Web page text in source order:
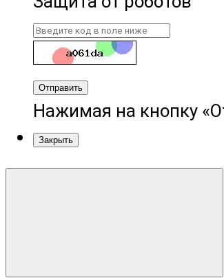
Отправить
Нажимая на кнопку
Закрыть